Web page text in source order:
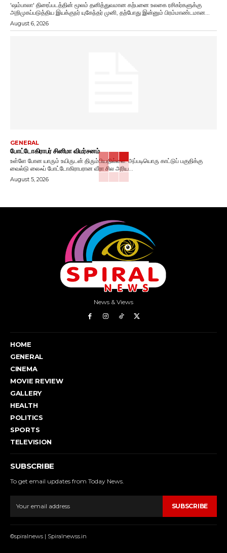
'ஷம்பாலா' திரைப்படத்தின் மூலம் தனித்துவமான கற்பனை உலகை ரசிகர்களுக்கு
அறிமுகப்படுத்திய இயக்குநர் யுகேந்தர் முனி, தற்போது இன்னும் பிரம்மாண்டமான...
August 6, 2026
GENERAL
போட்டோகிராபர் சினிமா விமர்சனம்
உள்ளே போன யாரும் உயிருடன் திரும்பியதில்லை. அப்படியொரு காட்டுப் பகுதிக்கு
வைல்டு லைஃப் போட்டோகிராபரான வீரா சில அரிய...
August 5, 2026
News & Views
HOME
GENERAL
CINEMA
MOVIE REVIEW
GALLERY
HEALTH
POLITICS
SPORTS
TELEVISION
SUBSCRIBE
To get email updates from Today News.
SUBSCRIBE
©spiralnews | Spiralnewss.in